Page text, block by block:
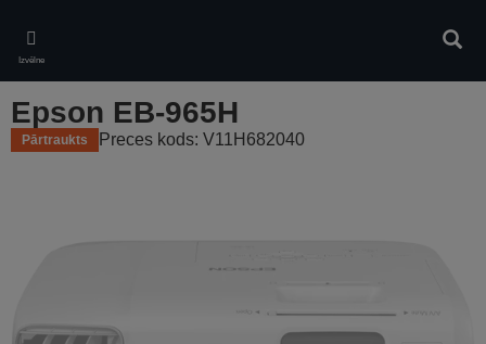
main
content
Izvēlne
Epson EB-965H
Pārtraukts Preces kods: V11H682040